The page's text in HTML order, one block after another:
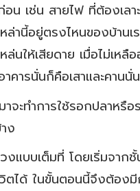
อน เช่น สายไฟ ที่ต้องเลา
านี้อยู่ตรงไหนของบ้านเ
นให้เสียดาย เมื่อไม่เหลือ
ารนั่นก็คือเสาและคานนั่
จะทำการใช้รอกปลาหรือ
ง
งแบบเต็มที่ โดยเริ่มจาก
ตได้ ในขั้นตอนนี้จึงต้องมี